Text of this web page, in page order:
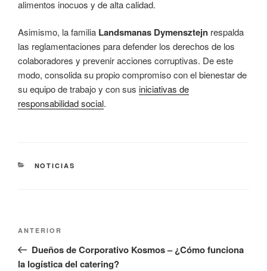
alimentos inocuos y de alta calidad.
Asimismo, la familia Landsmanas Dymensztejn respalda
las reglamentaciones para defender los derechos de los
colaboradores y prevenir acciones corruptivas. De este
modo, consolida su propio compromiso con el bienestar de
su equipo de trabajo y con sus iniciativas de
responsabilidad social.
CATEGORÍAS
NOTICIAS
entradas
Entrada
anterior:
ANTERIOR
Dueños de Corporativo Kosmos – ¿Cómo funciona
la logística del catering?